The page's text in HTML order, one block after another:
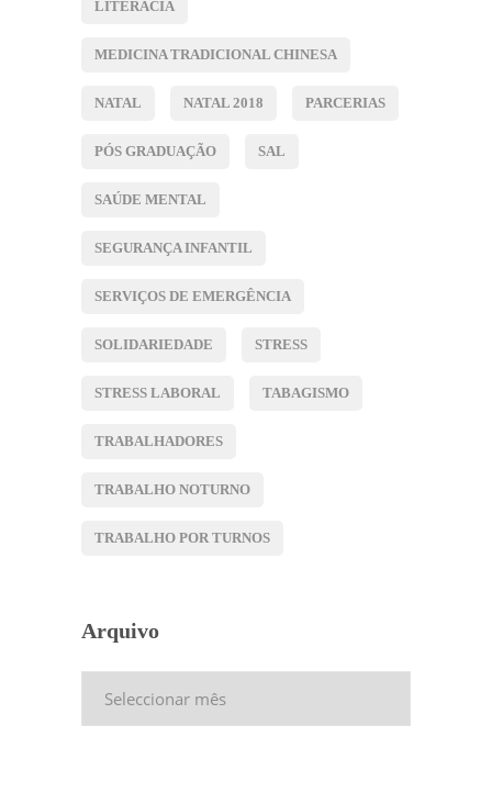
LITERACIA
MEDICINA TRADICIONAL CHINESA
NATAL NATAL 2018 PARCERIAS
PÓS GRADUAÇÃO SAL
SAÚDE MENTAL
SEGURANÇA INFANTIL
SERVIÇOS DE EMERGÊNCIA
SOLIDARIEDADE STRESS
STRESS LABORAL TABAGISMO
TRABALHADORES
TRABALHO NOTURNO
TRABALHO POR TURNOS
Arquivo